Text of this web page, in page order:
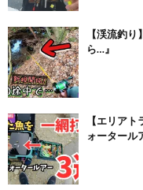
【渓流釣
ら…』
【エリア
ォータール